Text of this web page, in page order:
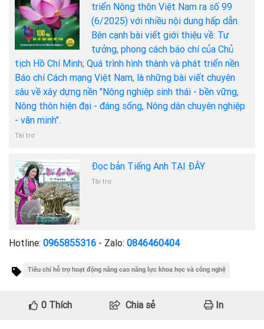
triển Nông thôn Việt Nam ra số 99
(6/2025) với nhiều nội dung hấp dẫn.
Bên cạnh bài viết giới thiệu về: Tư
tưởng, phong cách báo chí của Chủ
tịch Hồ Chí Minh; Quá trình hình thành và phát triển nền
Báo chí Cách mạng Việt Nam, là những bài viết chuyên
sâu về xây dựng nền "Nông nghiệp sinh thái - bền vững,
Nông thôn hiện đại - đáng sống, Nông dân chuyên nghiệp
- văn minh".
Tài trợ
Đọc bản Tiếng Anh TẠI ĐÂY
Tài trợ
Hotline: 0965855316 - Zalo: 0846460404
Tiêu chí hỗ trợ hoạt động nâng cao năng lực khoa học và công nghệ
0Thích Chia sẻ In